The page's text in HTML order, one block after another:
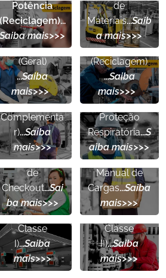
Potência
(Reciclagem)...
Saiba mais>>>
de
Materiais...Saib
a mais>>>
em
Máquinas e
Equipamentos
(Geral)
...Saiba
mais>>>
em
Máquinas e
Equipamentos
(Reciclagem)
...Saiba
mais>>>
NR 13-
Unidades de
Processo
(Online
Complementa
r)...Saiba
mais>>>
NR 15 PPR-
Programa de
Proteção
Respiratória...S
aiba mais>>>
NR 17-
Ergonomia
Operadores
de
Checkout...Sai
ba mais>>>
NR 17-
Levantamento
e Transporte
Manual de
Cargas...Saiba
mais>>>
NR 20-
Inflamáveis e
Combustíveis
(Básico -
Classe
I)...Saiba
mais>>>
NR 20 -
Inflamáveis e
Combustíveis
(Básico -
Classe
II)...Saiba
mais>>>
NR 23-
Formação de
Brigada de
NR 23
-Formação de
Brigada de
Incêndio